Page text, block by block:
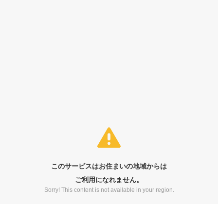
このサービスはお住まいの地域からは
ご利用になれません。
Sorry! This content is not available in your region.